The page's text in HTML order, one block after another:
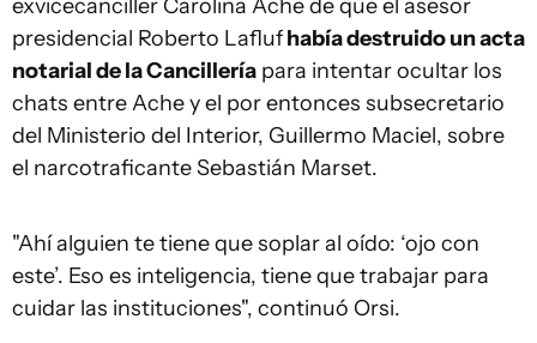
exvicecanciller Carolina Ache de que el asesor
presidencial Roberto Laflufhabía destruido un acta
notarial de la Cancillería para intentar ocultar los
chats entre Ache y el por entonces subsecretario
del Ministerio del Interior, Guillermo Maciel, sobre
el narcotraficante Sebastián Marset.
"Ahí alguien te tiene que soplar al oído: ‘ojo con
este’. Eso es inteligencia, tiene que trabajar para
cuidar las instituciones", continuó Orsi.